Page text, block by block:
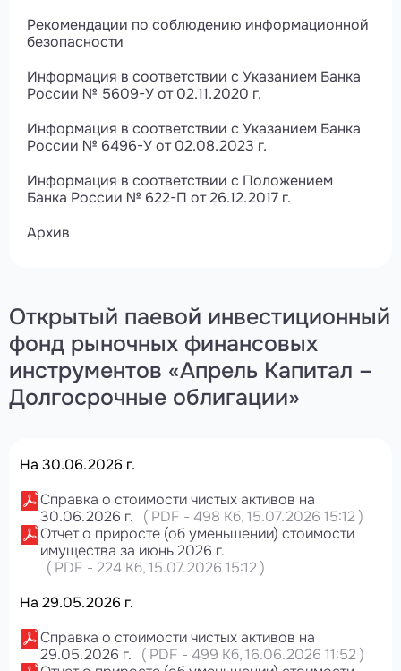
Рекомендации по соблюдению информационной
безопасности
Информация в соответствии с Указанием Банка
России № 5609-У от 02.11.2020 г.
Информация в соответствии с Указанием Банка
России № 6496-У от 02.08.2023 г.
Информация в соответствии с Положением
Банка России № 622-П от 26.12.2017 г.
Архив
Открытый паевой инвестиционный
фонд рыночных финансовых
инструментов «Апрель Капитал –
Долгосрочные облигации»
На 30.06.2026 г.
Справка о стоимости чистых активов на
30.06.2026 г.
( PDF - 498 Кб, 15.07.2026 15:12 )
Отчет о приросте (об уменьшении) стоимости
имущества за июнь 2026 г.
( PDF - 224 Кб, 15.07.2026 15:12 )
На 29.05.2026 г.
Справка о стоимости чистых активов на
29.05.2026 г.
( PDF - 499 Кб, 16.06.2026 11:52 )